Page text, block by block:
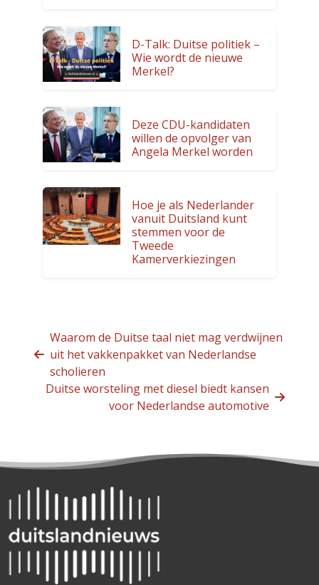
D-Talk: Duitse politiek –
Wie wordt de nieuwe
Merkel?
Deze CDU-kandidaten
willen de opvolger van
Angela Merkel worden
Hoe je als Nederlander
vanuit Duitsland kunt
stemmen voor de
Tweede
Kamerverkiezingen
Waarom de Duitse taal niet mag verdwijnen
uit het vakkenpakket van Nederlandse
scholieren
Duitse worsteling met diesel biedt kansen
voor Nederlandse automotive